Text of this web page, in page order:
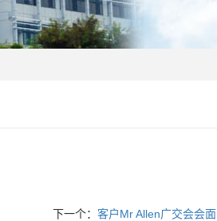
下一个： 客户Mr Allen广交会会面